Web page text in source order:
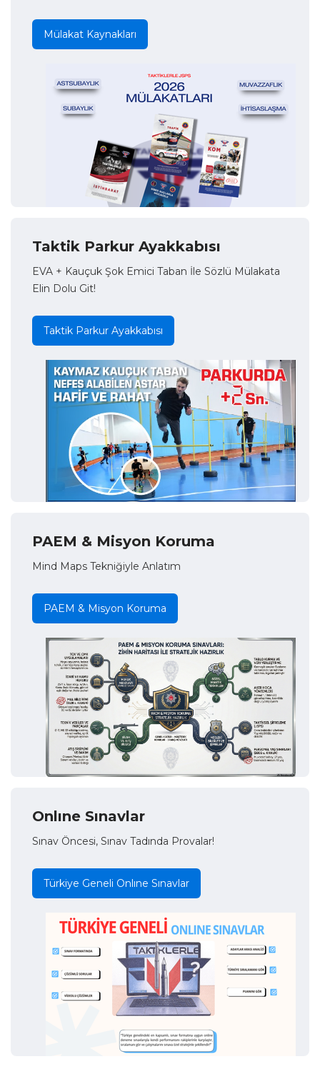
Mülakat Kaynakları
Taktik Parkur Ayakkabısı
EVA + Kauçuk Şok Emici Taban İle Sözlü Mülakata
Elin Dolu Git!
Taktik Parkur Ayakkabısı
PAEM & Misyon Koruma
Mind Maps Tekniğiyle Anlatım
PAEM & Misyon Koruma
Onlıne Sınavlar
Sınav Öncesi, Sınav Tadında Provalar!
Türkiye Geneli Onlıne Sınavlar